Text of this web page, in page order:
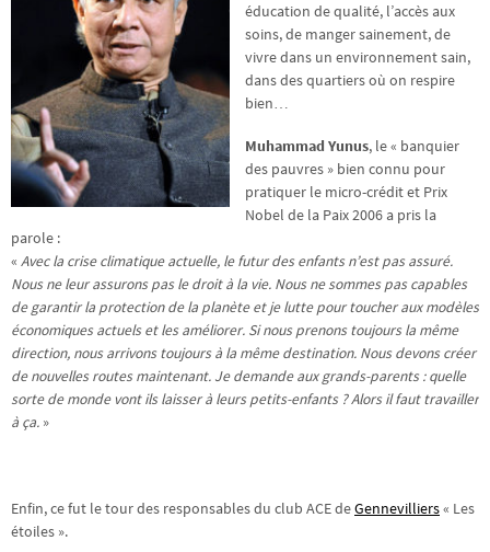
éducation de qualité, l’accès aux
soins, de manger sainement, de
vivre dans un environnement sain,
dans des quartiers où on respire
bien…
Muhammad Yunus, le « banquier
des pauvres » bien connu pour
pratiquer le micro-crédit et Prix
Nobel de la Paix 2006 a pris la
parole :
« Avec la crise climatique actuelle, le futur des enfants n’est pas assuré.
Nous ne leur assurons pas le droit à la vie. Nous ne sommes pas capables
de garantir la protection de la planète et je lutte pour toucher aux modèles
économiques actuels et les améliorer. Si nous prenons toujours la même
direction, nous arrivons toujours à la même destination. Nous devons créer
de nouvelles routes maintenant. Je demande aux grands-parents : quelle
sorte de monde vont ils laisser à leurs petits-enfants ? Alors il faut travailler
à ça. »
Enfin, ce fut le tour des responsables du club ACE deGennevilliers« Les
étoiles ».